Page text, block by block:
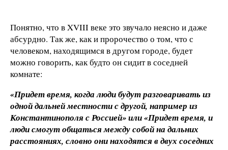
Понятно, что в XVIII веке это звучало неясно и даже
абсурдно. Так же, как и пророчество о том, что с
человеком, находящимся в другом городе, будет
можно говорить, как будто он сидит в соседней
комнате:
«Придет время, когда люди будут разговаривать из
одной дальней местности с другой, например из
Константинополя с Россией» или «Придет время, и
люди смогут общаться между собой на дальних
расстояниях, словно они находятся в двух соседних